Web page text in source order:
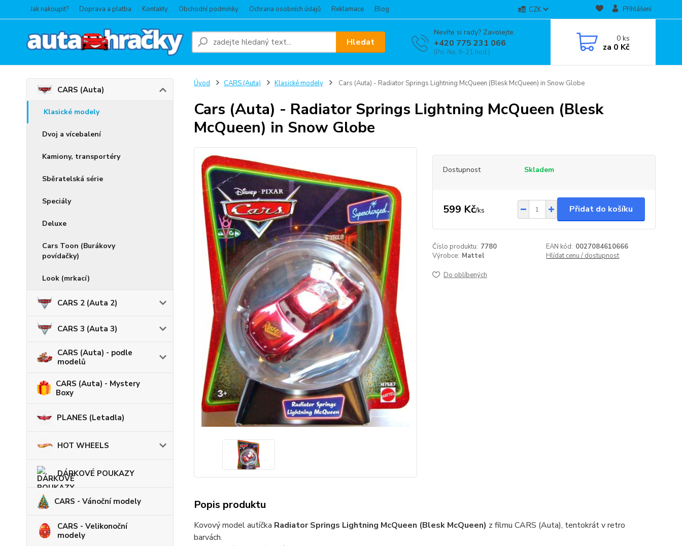
Jak nakoupit? Doprava a platba Kontakty Obchodní podmínky Ochrana osobních údajů Reklamace Blog CZK Přihlášení
Hledat
Nevíte si rady? Zavolejte.
+420 775 231 066
(Po-Ne, 9-21 hod.)
0ks
za 0 Kč
CARS (Auta)
Klasické modely
Dvoj a vícebalení
Kamiony, transportéry
Sběratelská série
Speciály
Deluxe
Cars Toon (Burákovy
povídačky)
Look (mrkací)
CARS 2 (Auta 2)
CARS 3 (Auta 3)
CARS (Auta) - podle
modelů
CARS (Auta) - Mystery
Boxy
PLANES (Letadla)
HOT WHEELS
DÁRKOVÉ POUKAZY
CARS - Vánoční modely
CARS - Velikonoční
modely
Úvod CARS (Auta) Klasické modely Cars (Auta) - Radiator Springs Lightning McQueen (Blesk McQueen) in Snow Globe
Cars (Auta) - Radiator Springs Lightning McQueen (Blesk
McQueen) in Snow Globe
Dostupnost Skladem
599 Kč/ks Přidat do košíku
Číslo produktu: 7780 EAN kód: 0027084610666
Výrobce: Mattel Hlídat cenu / dostupnost
Do oblíbených
Popis produktu
Kovový model autíčka Radiator Springs Lightning McQueen (Blesk McQueen) z filmu CARS (Auta), tentokrát v retro
barvách.